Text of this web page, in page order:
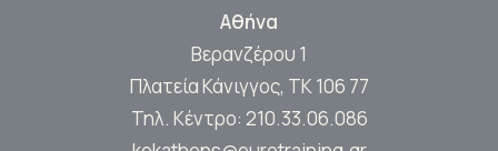
Αθήνα
Βερανζέρου 1
Πλατεία Κάνιγγος, ΤΚ 106 77
Τηλ. Κέντρο: 210.33.06.086